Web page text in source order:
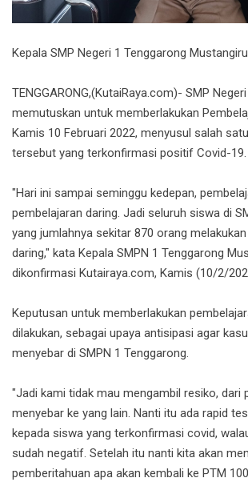
Kepala SMP Negeri 1 Tenggarong
TENGGARONG,(KutaiRaya.com)- SMP
memutuskan untuk memberlakukan
Kamis 10 Februari 2022, menyusul salah
tersebut yang terkonfirmasi positif Covid-19.
"Hari ini sampai seminggu kedepan,
pembelajaran daring. Jadi seluruh siswa di
yang jumlahnya sekitar 870 orang
daring," kata Kepala SMPN 1 Tenggarong
dikonfirmasi Kutairaya.com, Kamis (10/2/
Keputusan untuk memberlakukan
dilakukan, sebagai upaya antisipasi agar
menyebar di SMPN 1 Tenggarong.
"Jadi kami tidak mau mengambil resiko, dari
menyebar ke yang lain. Nanti itu ada rapid
kepada siswa yang terkonfirmasi covid,
sudah negatif. Setelah itu nanti kita akan
pemberitahuan apa akan kembali ke PTM